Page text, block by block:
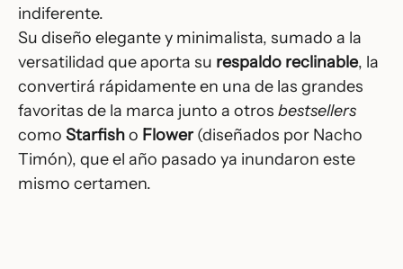
indiferente.
Su diseño elegante y minimalista, sumado a la
versatilidad que aporta su respaldo reclinable, la
convertirá rápidamente en una de las grandes
favoritas de la marca junto a otros bestsellers
como Starfisho Flower (diseñados por Nacho
Timón), que el año pasado ya inundaron este
mismo certamen.